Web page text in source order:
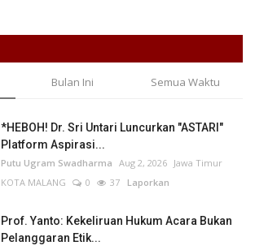
Bulan Ini Semua Waktu
*HEBOH! Dr. Sri Untari Luncurkan "ASTARI"
Platform Aspirasi...
Putu Ugram Swadharma Aug 2, 2026 Jawa Timur
KOTA MALANG
0 37 Laporkan
Prof. Yanto: Kekeliruan Hukum Acara Bukan
Pelanggaran Etik...